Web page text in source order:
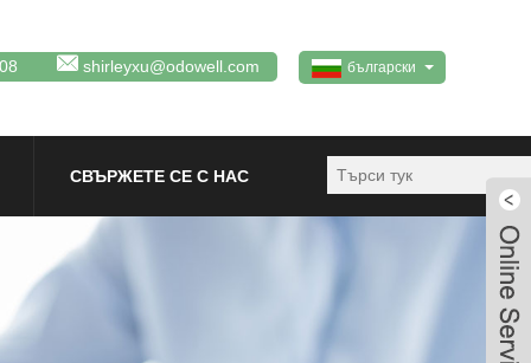
български
shirleyxu@odowell.com
СВЪРЖЕТЕ СЕ С НАС